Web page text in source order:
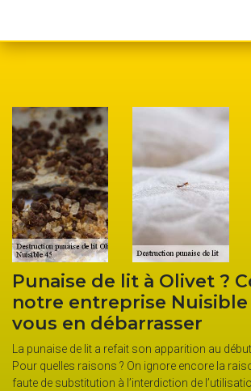
45 pour
des années 2000.
réelle, est-ce par
du DDT ? Ce sont
Élimination
un traitement
l’entreprise
L’entreprise Nuisible 45 est
particuliers et
occupants (locataire…)